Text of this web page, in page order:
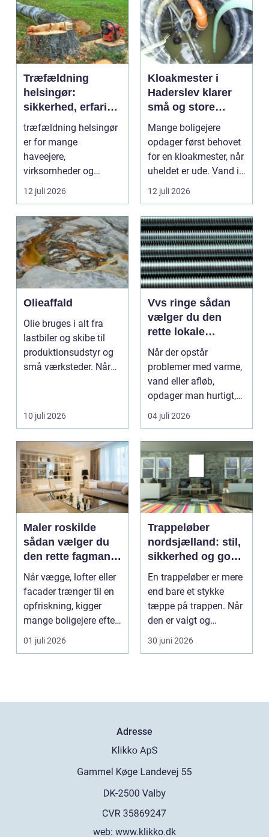
Træfældning
helsingør:
sikkerhed, erfaring
og gode løsninger
i nordsjælland
træfældning helsingør
er for mange
haveejere,
virksomheder og
grundejerforeninger et
nødvendigt skri...
12 juli 2026
Kloakmester i
Haderslev klarer
små og store
akutte opgaver
Mange boligejere
opdager først behovet
for en kloakmester, når
uheldet er ude. Vand i
k...
12 juli 2026
Olieaffald
Olie bruges i alt fra
lastbiler og skibe til
produktionsudstyr og
små værksteder. Når
10 juli 2026
Vvs ringe sådan
vælger du den
rette lokale
installatør
Når der opstår
problemer med varme,
vand eller afløb,
opdager man hurtigt,
hvor afhængig
hverdagen e...
04 juli 2026
Maler roskilde
sådan vælger du
den rette fagmand
til opgaven
Når vægge, lofter eller
facader trænger til en
opfriskning, kigger
mange boligejere efter
en maler R...
01 juli 2026
Trappeløber
nordsjælland: stil,
sikkerhed og god
akustik i hjemmet
En trappeløber er mere
end bare et stykke
tæppe på trappen. Når
den er valgt og
monteret rigtigt, gi...
30 juni 2026
Adresse
web: www.klikko.dk